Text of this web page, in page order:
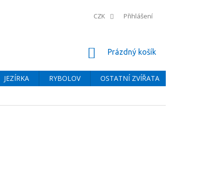
CZK Přihlášení
NÁKUPNÍ
Prázdný košík
JEZÍRKA RYBOLOV OSTATNÍ ZVÍŘATA